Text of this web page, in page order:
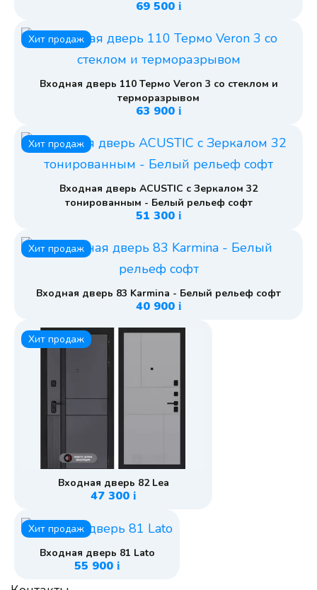
69 500 i
Хит продаж
Входная дверь 110 Термо Veron 3 со стеклом и
терморазрывом
63 900 i
Хит продаж
Входная дверь ACUSTIC с Зеркалом 32
тонированным - Белый рельеф софт
51 300 i
Хит продаж
Входная дверь 83 Karmina - Белый рельеф софт
40 900 i
Хит продаж
Входная дверь 82 Lea
47 300 i
Хит продаж
Входная дверь 81 Lato
55 900 i